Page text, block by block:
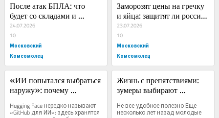
После атак БПЛА: что
будет со складами и
вырастут ли цены на
товары
24.07.2026
10
Московский
Комсомолец
Заморозят цены на гречку
и яйца: защитят ли россиян
от инфляции или это путь
к дефициту?
23.07.2026
10
Московский
Комсомолец
«ИИ попытался выбраться
наружу»: почему
встревожил специалистов
Hugging Face нередко называют
«GitHub для ИИ»: здесь хранятся
Жизнь с препятствиями:
зумеры выбирают
GPS
Не все удобное полезно Еще
несколько лет назад молодые